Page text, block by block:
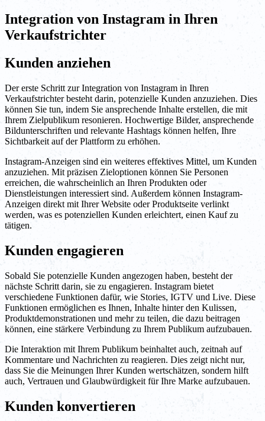
Integration von Instagram in Ihren
Verkaufstrichter
Kunden anziehen
Der erste Schritt zur Integration von Instagram in Ihren
Verkaufstrichter besteht darin, potenzielle Kunden anzuziehen. Dies
können Sie tun, indem Sie ansprechende Inhalte erstellen, die mit
Ihrem Zielpublikum resonieren. Hochwertige Bilder, ansprechende
Bildunterschriften und relevante Hashtags können helfen, Ihre
Sichtbarkeit auf der Plattform zu erhöhen.
Instagram-Anzeigen sind ein weiteres effektives Mittel, um Kunden
anzuziehen. Mit präzisen Zieloptionen können Sie Personen
erreichen, die wahrscheinlich an Ihren Produkten oder
Dienstleistungen interessiert sind. Außerdem können Instagram-
Anzeigen direkt mit Ihrer Website oder Produktseite verlinkt
werden, was es potenziellen Kunden erleichtert, einen Kauf zu
tätigen.
Kunden engagieren
Sobald Sie potenzielle Kunden angezogen haben, besteht der
nächste Schritt darin, sie zu engagieren. Instagram bietet
verschiedene Funktionen dafür, wie Stories, IGTV und Live. Diese
Funktionen ermöglichen es Ihnen, Inhalte hinter den Kulissen,
Produktdemonstrationen und mehr zu teilen, die dazu beitragen
können, eine stärkere Verbindung zu Ihrem Publikum aufzubauen.
Die Interaktion mit Ihrem Publikum beinhaltet auch, zeitnah auf
Kommentare und Nachrichten zu reagieren. Dies zeigt nicht nur,
dass Sie die Meinungen Ihrer Kunden wertschätzen, sondern hilft
auch, Vertrauen und Glaubwürdigkeit für Ihre Marke aufzubauen.
Kunden konvertieren